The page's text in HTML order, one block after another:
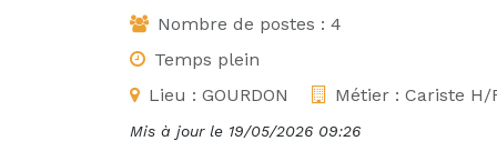
Nombre de postes : 4
Temps plein
Lieu : GOURDON Métier : Cariste H/
Mis à jour le 19/05/2026 09:26